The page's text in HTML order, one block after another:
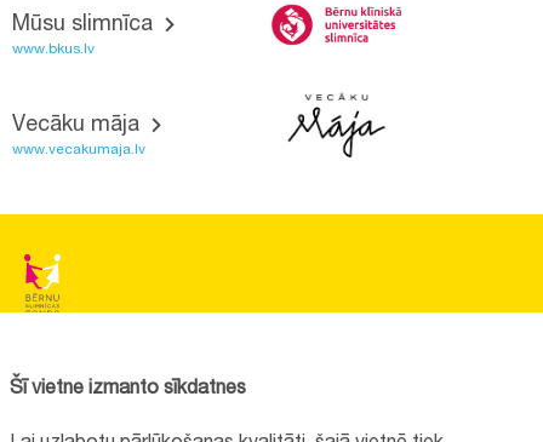
Mūsu slimnīca
www.bkus.lv
Vecāku māja
www.vecakumaja.lv
Reģistrācijas nr.:40008057120
Šī vietne izmanto sīkdatnes